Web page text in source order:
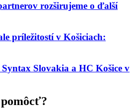
rozširujeme o ďalší
príležitostí v Košiciach:
Slovakia a HC Košice v